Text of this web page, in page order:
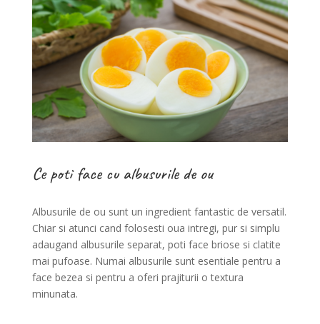
Ce poti face cu albusurile de ou
Albusurile de ou sunt un ingredient fantastic de versatil.
Chiar si atunci cand folosesti oua intregi, pur si simplu
adaugand albusurile separat, poti face briose si clatite
mai pufoase. Numai albusurile sunt esentiale pentru a
face bezea si pentru a oferi prajiturii o textura
minunata.